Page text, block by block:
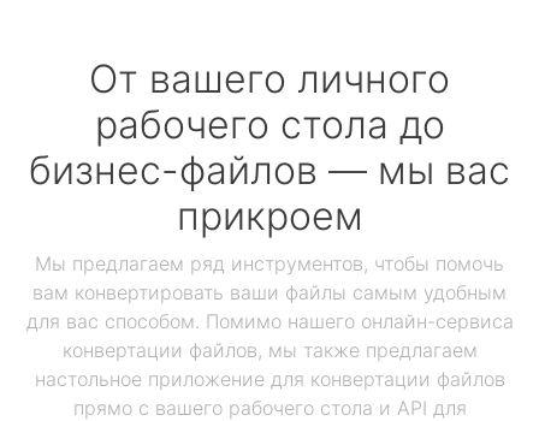
От вашего личного
рабочего стола до
бизнес-файлов — мы вас
прикроем
Мы предлагаем ряд инструментов, чтобы помочь
вам конвертировать ваши файлы самым удобным
для вас способом. Помимо нашего онлайн-сервиса
конвертации файлов, мы также предлагаем
настольное приложение для конвертации файлов
прямо с вашего рабочего стола и API для